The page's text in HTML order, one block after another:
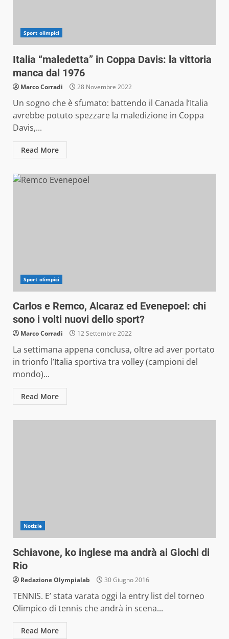
Sport olimpici
Italia “maledetta” in Coppa Davis: la vittoria
manca dal 1976
Marco Corradi 28 Novembre 2022
Un sogno che è sfumato: battendo il Canada l’Italia
avrebbe potuto spezzare la maledizione in Coppa
Davis,...
Read More
Sport olimpici
Carlos e Remco, Alcaraz ed Evenepoel: chi
sono i volti nuovi dello sport?
Marco Corradi 12 Settembre 2022
La settimana appena conclusa, oltre ad aver portato
in trionfo l’Italia sportiva tra volley (campioni del
mondo)...
Read More
Notizie
Schiavone, ko inglese ma andrà ai Giochi di
Rio
Redazione Olympialab 30 Giugno 2016
TENNIS. E’ stata varata oggi la entry list del torneo
Olimpico di tennis che andrà in scena...
Read More